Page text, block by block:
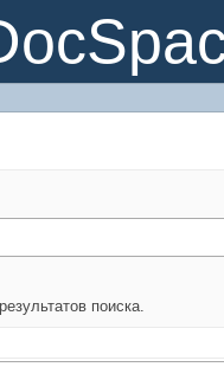
поиска.